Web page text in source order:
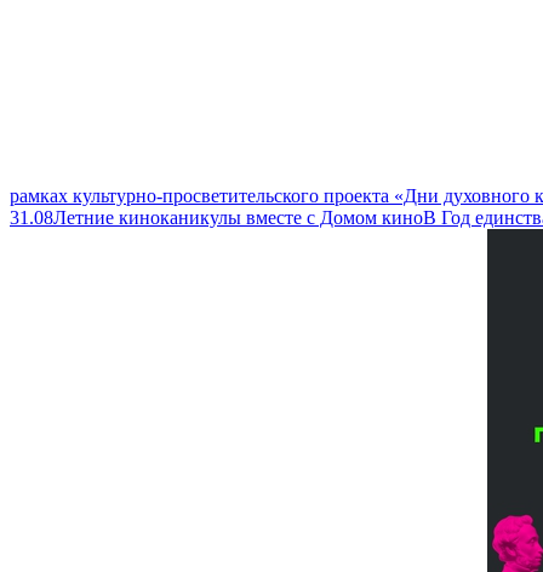
рамках культурно-просветительского проекта «Дни
31.08Летние киноканикулы вместе с Домом киноВ Год